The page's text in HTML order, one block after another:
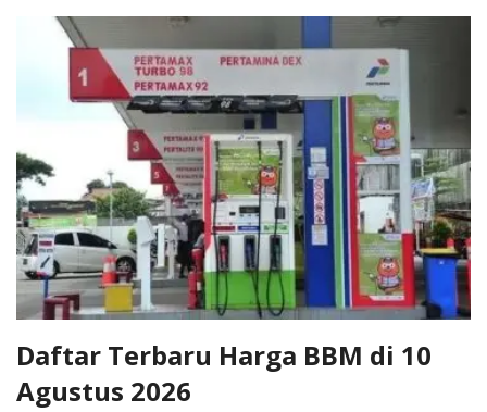
Daftar Terbaru Harga BBM di 10
Agustus 2026